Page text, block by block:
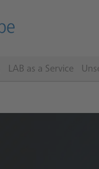
LAB as a Service